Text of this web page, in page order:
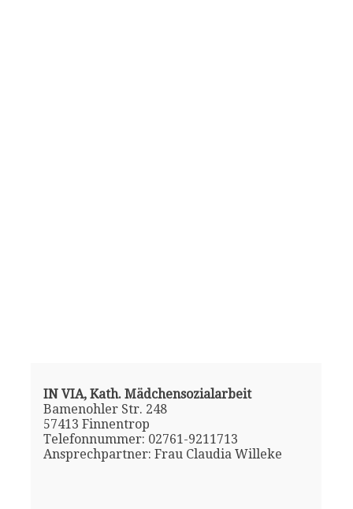
IN VIA, Kath. Mädchensozialarbeit
Bamenohler Str. 248
57413 Finnentrop
Telefonnummer: 02761-9211713
Ansprechpartner: Frau Claudia Willeke